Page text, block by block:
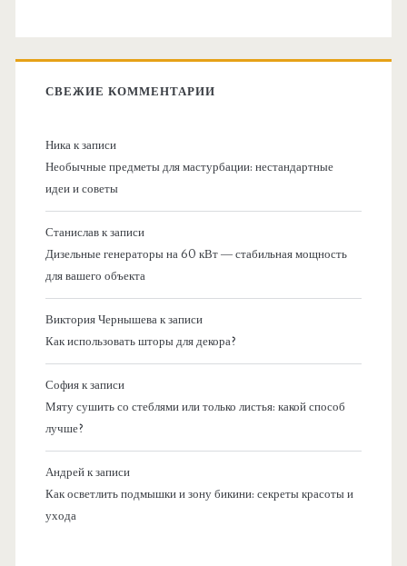
СВЕЖИЕ КОММЕНТАРИИ
Никак записи
Необычные предметы для мастурбации: нестандартные
идеи и советы
Станиславк записи
Дизельные генераторы на 60 кВт — стабильная мощность
для вашего объекта
Виктория Чернышевак записи
Как использовать шторы для декора?
Софияк записи
Мяту сушить со стеблями или только листья: какой способ
лучше?
Андрейк записи
Как осветлить подмышки и зону бикини: секреты красоты и
ухода